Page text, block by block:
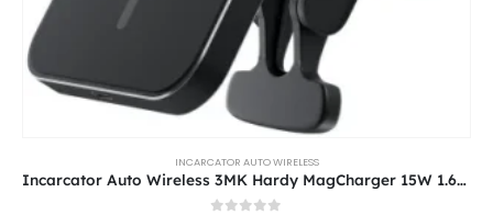
INCARCATOR AUTO WIRELESS
Incarcator Auto Wireless 3MK Hardy MagCharger 15W 1.67A Negru